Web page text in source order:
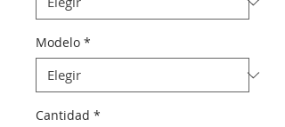
Modelo *
Cantidad *